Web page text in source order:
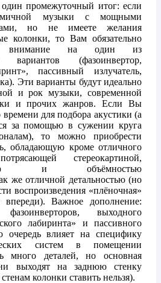
промежуточный итог: если
музыки с мощными
но не имеете желания
колонки, то Вам обязательно
внимание на один из
вариантов (фазоинвертор,
пассивный излучатель,
Эти варианты будут идеально
и рок музыки, современной
и прочих жанров. Если Вы
времени для подбора акустики (а
за помощью в сужении круга
то можно приобрести
обладающую кроме отличного
стереокартиной,
и объёмностью
же отличной детальностью (но
воспроизведения «плёночная»
впереди). Важное дополнение:
фазоинверторов, выходного
лабиринта» и пассивного
очередь влияет на специфику
систем в помещении
много деталей, но основная
выходят на заднюю стенку
колонки ставить нельзя).